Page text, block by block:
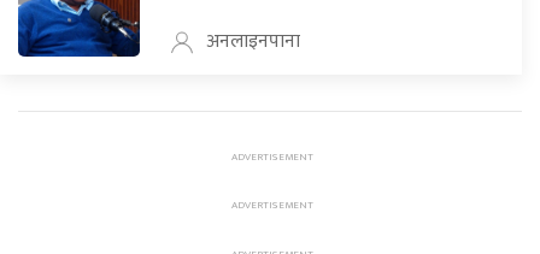
अनलाइनपाना